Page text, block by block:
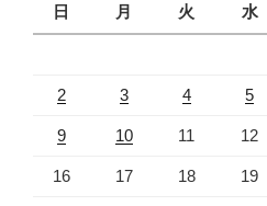
日 月 火 水
2 3 4 5
9 10 11 12
16 17 18 19